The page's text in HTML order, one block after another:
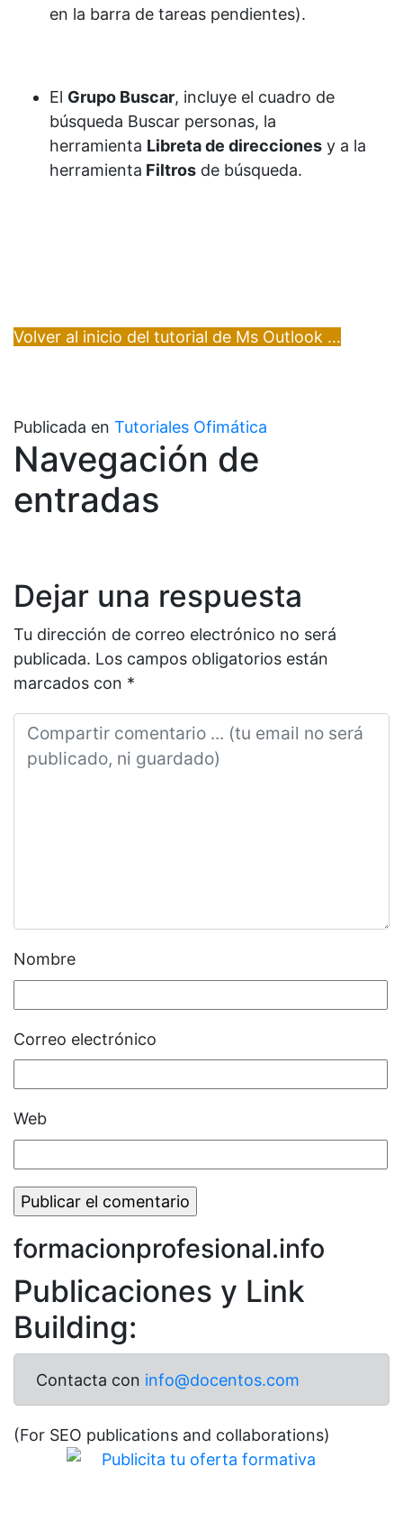
en la barra de tareas pendientes).
El Grupo Buscar, incluye el cuadro de
búsqueda Buscar personas, la
herramienta Libreta de direcciones y a la
herramienta Filtros de búsqueda.
Volver al inicio del tutorial de Ms Outlook …
Publicada en Tutoriales Ofimática
Navegación de
entradas
Dejar una respuesta
Tu dirección de correo electrónico no será
publicada. Los campos obligatorios están
marcados con *
Nombre
Correo electrónico
Web
formacionprofesional.info
Publicaciones y Link
Building:
Contacta con info@docentos.com
(For SEO publications and collaborations)